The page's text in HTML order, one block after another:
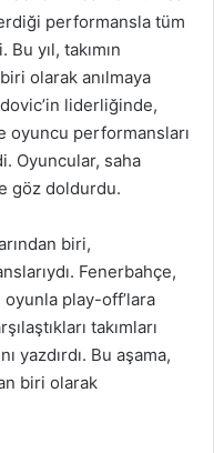
performansla tüm
yıl, takımın
olarak anılmaya
liderliğinde,
oyuncu performansları
Oyuncular, saha
göz doldurdu.
biri,
Fenerbahçe,
play-off’lara
takımları
yazdırdı. Bu aşama,
biri olarak